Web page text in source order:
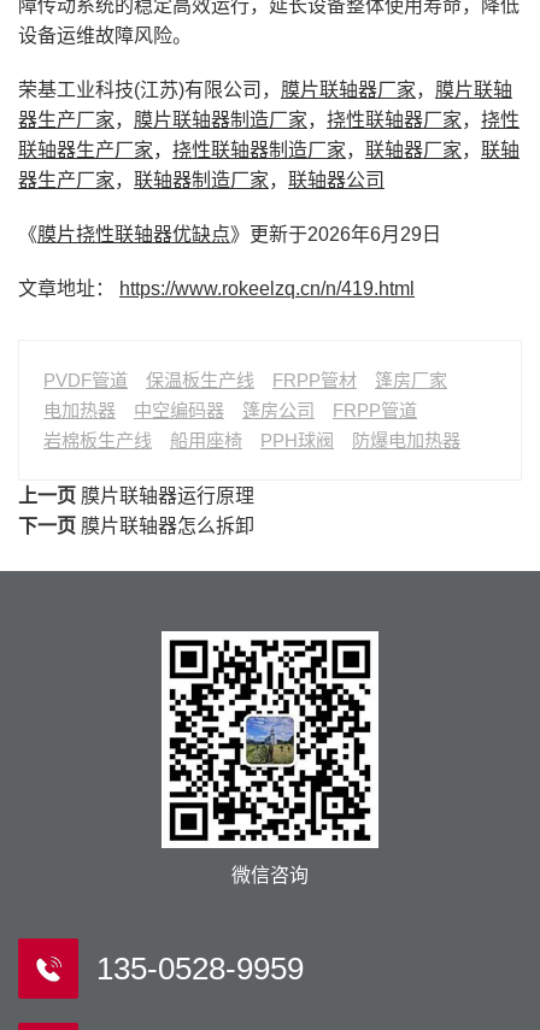
障传动系统的稳定高效运行，延长设备整体使用寿命，降低
设备运维故障风险。
荣基工业科技(江苏)有限公司， 膜片联轴器厂家， 膜片联轴
器生产厂家， 膜片联轴器制造厂家， 挠性联轴器厂家， 挠性
联轴器生产厂家， 挠性联轴器制造厂家， 联轴器厂家， 联轴
器生产厂家， 联轴器制造厂家， 联轴器公司
《膜片挠性联轴器优缺点》更新于2026年6月29日
文章地址： https://www.rokeelzq.cn/n/419.html
PVDF管道 保温板生产线 FRPP管材
篷房厂家
电加热器
中空编码器 篷房公司
FRPP管道
岩棉板生产线
船用座椅 PPH球阀 防爆电加热器
上一页 膜片联轴器运行原理
下一页 膜片联轴器怎么拆卸
微信咨询
135-0528-9959